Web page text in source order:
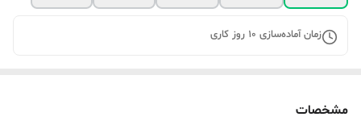
زمان آماده‌سازی 10 روز کاری
مشخصات